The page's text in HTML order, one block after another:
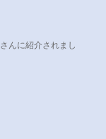
んに紹介されまし